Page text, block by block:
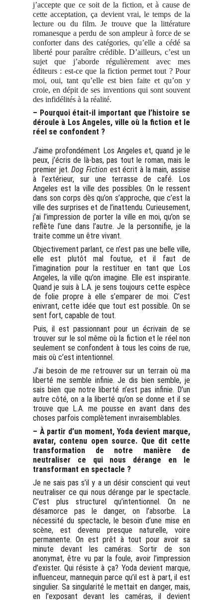
j’accepte que ce soit de la fiction, et à cause de
cette acceptation, ça devient vrai, le temps de la
lecture ou du film. Je trouve que la littérature
romanesque a perdu de son ampleur à force de se
conforter dans des catégories, qu’elle a cédé sa
liberté pour paraître crédible. D’ailleurs, c’est un
sujet que j’aborde régulièrement avec mes
éditeurs : est-ce que la fiction permet tout ? Pour
moi, oui, tant qu’elle est bien faite et qu’on y
croie, en dépit de ses inventions qui sont souvent
des infidélités à la réalité.
– Pourquoi était-il important que l’histoire se
déroule à Los Angeles, ville où la fiction et le
réel se confondent ?
J’aime profondément Los Angeles et, quand je le
peux, j’écris de là-bas, pas tout le roman, mais le
premier jet.Dog Fiction est écrit à la main, assise
à l’extérieur, sur une terrasse de café. Los
Angeles est la ville des possibles. On le ressent
dans son corps dès qu’on s’approche, que c’est la
ville des surprises et de l’inattendu. Curieusement,
j’ai l’impression de porter la ville en moi, qu’on se
reflète l’une dans l’autre. Je la personnifie, je la
traite comme un être vivant.
Objectivement parlant, ce n’est pas une belle ville,
elle est plutôt mal foutue, et il faut de
l’imagination pour la restituer en tant que Los
Angeles, la ville qu’on imagine. Elle est inspirante.
Quand je suis à L.A. je sens toujours cette espèce
de folie propre à elle s’emparer de moi. C’est
enivrant, cette idée que tout est possible. On se
sent fort, capable de tout.
Puis, il est passionnant pour un écrivain de se
trouver sur le sol même où la fiction et le réel non
seulement se confondent à tous les coins de rue,
mais où c’est intentionnel.
J’ai besoin de me retrouver sur un terrain où ma
liberté me semble infinie. Je dis bien semble, je
sais bien que notre liberté n’est pas infinie. D’un
autre côté, on a la liberté qu’on se donne et il se
trouve que L.A. me pousse en avant dans des
choses parfois complètement invraisemblables.
– À partir d’un moment, Yoda devient marque,
avatar, contenu open source. Que dit cette
transformation de notre manière de
neutraliser ce qui nous dérange en le
transformant en spectacle ?
Je ne sais pas s’il y a un désir conscient qui veut
neutraliser ce qui nous dérange par le spectacle.
C’est plus structurel qu’intentionnel. On ne
désamorce pas le danger, on l’absorbe. La
nécessité du spectacle, le besoin d’une mise en
scène, est devenu presque naturelle, voire
permanente. On est prêt à tout pour avoir sa
minute devant les caméras. Sortir de son
anonymat, être vu par la foule, avoir l’impression
d’exister. Qui résiste à ça? Yoda devient marque,
influenceur, mannequin parce qu’il est à part, il est
singulier. Sa singularité le mettait en danger, mais,
en l’exposant devant les caméras, il devient